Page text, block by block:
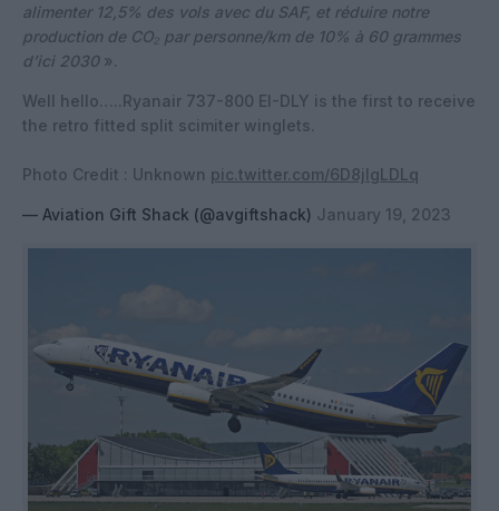
alimenter 12,5% des vols avec du SAF, et réduire notre
production de CO ₂ par personne/km de 10% à 60 grammes
d’ici 2030».
Well hello…..Ryanair 737-800 EI-DLY is the first to receive
the retro fitted split scimiter winglets.
Photo Credit : Unknown pic.twitter.com/6D8jlgLDLq
— Aviation Gift Shack (@avgiftshack) January 19, 2023